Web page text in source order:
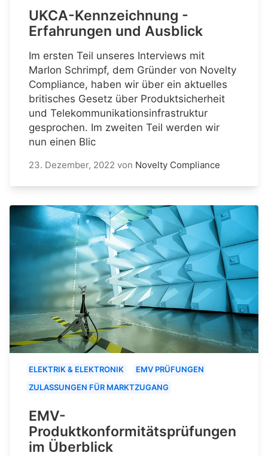
UKCA-Kennzeichnung -
Erfahrungen und Ausblick
Im ersten Teil unseres Interviews mit
Marlon Schrimpf, dem Gründer von Novelty
Compliance, haben wir über ein aktuelles
britisches Gesetz über Produktsicherheit
und Telekommunikationsinfrastruktur
gesprochen. Im zweiten Teil werden wir
nun einen Blic
23. Dezember, 2022 von Novelty Compliance
ELEKTRIK & ELEKTRONIK
EMV PRÜFUNGEN
ZULASSUNGEN FÜR MARKTZUGANG
EMV-
Produktkonformitätsprüfungen
im Überblick